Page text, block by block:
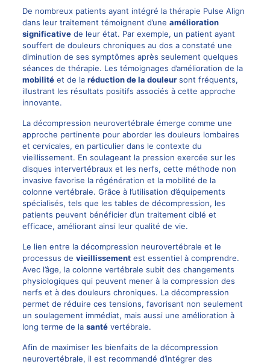
De nombreux patients ayant intégré la thérapie Pulse Align
dans leur traitement témoignent d’une amélioration
significativede leur état. Par exemple, un patient ayant
souffert de douleurs chroniques au dos a constaté une
diminution de ses symptômes après seulement quelques
séances de thérapie. Les témoignages d’amélioration de la
mobilitéet de la réduction de la douleursont fréquents,
illustrant les résultats positifs associés à cette approche
innovante.
La décompression neurovertébrale émerge comme une
approche pertinente pour aborder les douleurs lombaires
et cervicales, en particulier dans le contexte du
vieillissement. En soulageant la pression exercée sur les
disques intervertébraux et les nerfs, cette méthode non
invasive favorise la régénération et la mobilité de la
colonne vertébrale. Grâce à l’utilisation d’équipements
spécialisés, tels que les tables de décompression, les
patients peuvent bénéficier d’un traitement ciblé et
efficace, améliorant ainsi leur qualité de vie.
Le lien entre la décompression neurovertébrale et le
processus de vieillissementest essentiel à comprendre.
Avec l’âge, la colonne vertébrale subit des changements
physiologiques qui peuvent mener à la compression des
nerfs et à des douleurs chroniques. La décompression
permet de réduire ces tensions, favorisant non seulement
un soulagement immédiat, mais aussi une amélioration à
long terme de la santévertébrale.
Afin de maximiser les bienfaits de la décompression
neurovertébrale, il est recommandé d’intégrer des